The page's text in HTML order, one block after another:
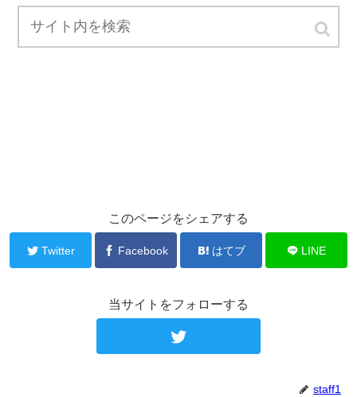
このページをシェアする
Twitter Facebook はてブ LINE
当サイトをフォローする
staff1